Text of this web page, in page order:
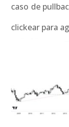
caso de
clickear para